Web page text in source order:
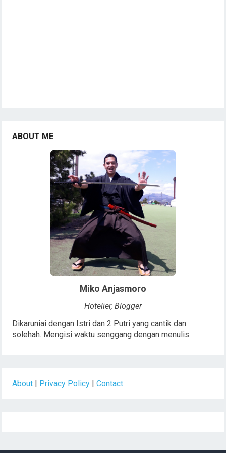
ABOUT ME
Miko Anjasmoro
Hotelier, Blogger
Dikaruniai dengan Istri dan 2 Putri yang cantik dan
solehah. Mengisi waktu senggang dengan menulis.
About Privacy Policy |Contact